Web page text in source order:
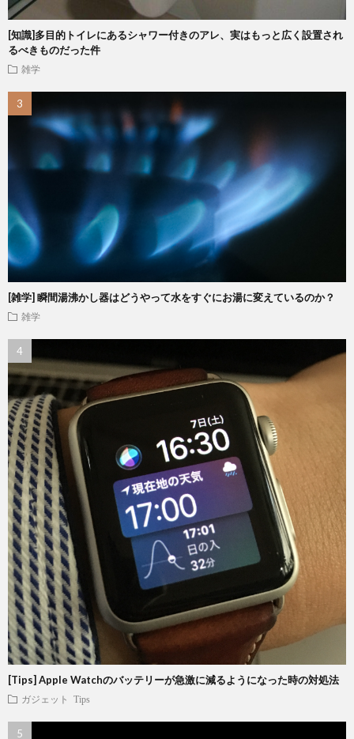
[知識]多目的トイレにあるシャワー付きのアレ、実はもっと広く設置され
るべきものだった件
雑学
[雑学] 瞬間湯沸かし器はどうやって水をすぐにお湯に変えているのか？
雑学
[Tips] Apple Watchのバッテリーが急激に減るようになった時の対処法
ガジェット Tips